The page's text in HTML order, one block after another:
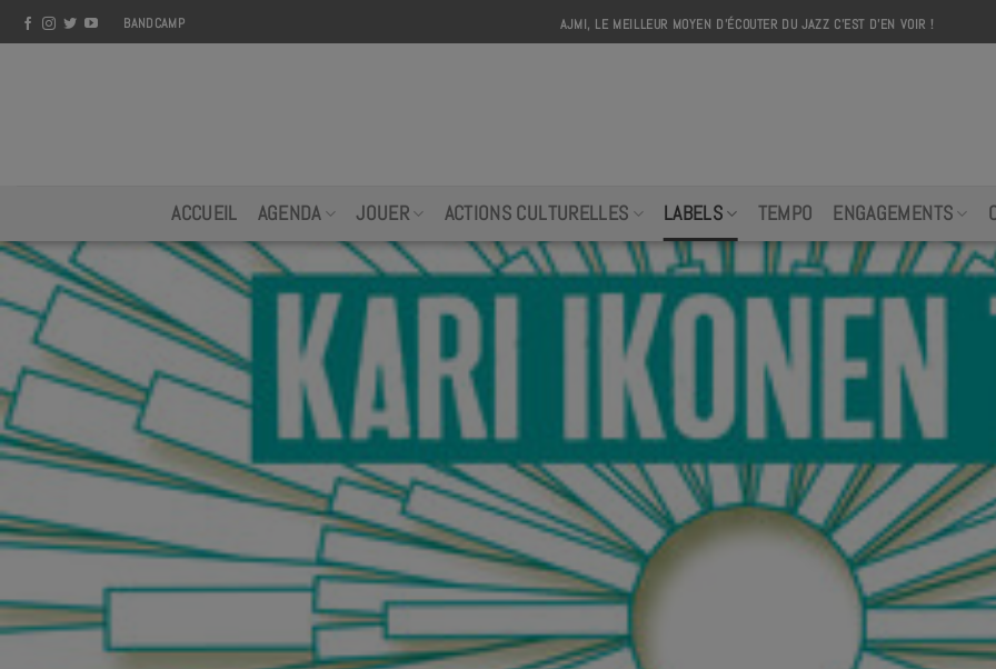
Skip
to
BANDCAMP AJMI, LE MEILLEUR MOYEN D'ÉCOUTER DU JAZZ C'EST D'EN VOIR !
ACCUEIL AGENDA JOUER ACTIONS CULTURELLES LABELS TEMPO ENGAGEMENTS